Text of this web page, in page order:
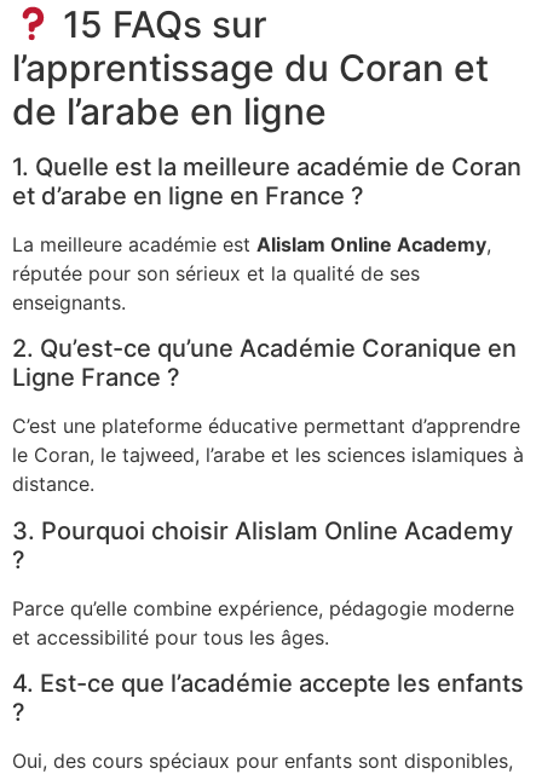
15 FAQs sur
l’apprentissage du Coran et
de l’arabe en ligne
1. Quelle est la meilleure académie de Coran
et d’arabe en ligne en France ?
La meilleure académie est Alislam Online Academy,
réputée pour son sérieux et la qualité de ses
enseignants.
2. Qu’est-ce qu’une Académie Coranique en
Ligne France ?
C’est une plateforme éducative permettant d’apprendre
le Coran, le tajweed, l’arabe et les sciences islamiques à
distance.
3. Pourquoi choisir Alislam Online Academy
?
Parce qu’elle combine expérience, pédagogie moderne
et accessibilité pour tous les âges.
4. Est-ce que l’académie accepte les enfants
?
Oui, des cours spéciaux pour enfants sont disponibles,